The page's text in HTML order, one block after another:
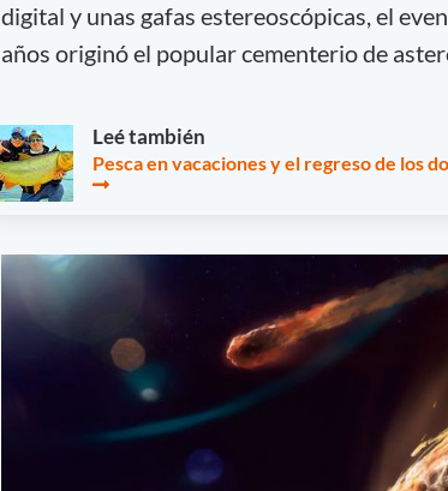
digital y unas gafas estereoscópicas, el
años originó el popular cementerio de
Leé también
Pesca en vacaciones y el regreso de los